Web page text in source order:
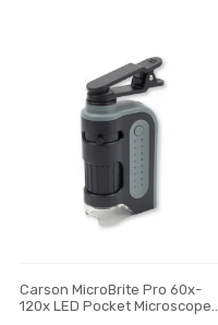
Carson MicroBrite Pro 60x-
120x LED Pocket Microscope